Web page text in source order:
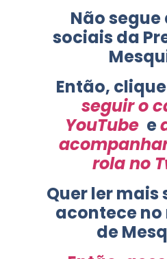
Não segue
sociais da
Então, clique
seguir o
YouTube e
rola no
Quer ler mais
acontece
de